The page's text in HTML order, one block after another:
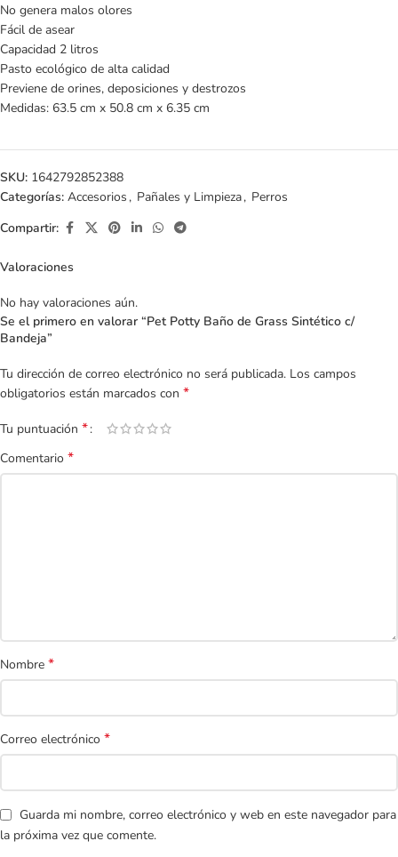
No genera malos olores
Fácil de asear
Capacidad 2 litros
Pasto ecológico de alta calidad
Previene de orines, deposiciones y destrozos
Medidas: 63.5 cm x 50.8 cm x 6.35 cm
SKU: 1642792852388
Categorías: Accesorios , Pañales y Limpieza, Perros
Compartir:
Valoraciones
No hay valoraciones aún.
Se el primero en valorar “Pet Potty Baño de Grass Sintético c/
Bandeja”
Tu dirección de correo electrónico no será publicada. Los campos
obligatorios están marcados con *
Tu puntuación *
Comentario *
Nombre *
Correo electrónico *
Guarda mi nombre, correo electrónico y web en este navegador para
la próxima vez que comente.